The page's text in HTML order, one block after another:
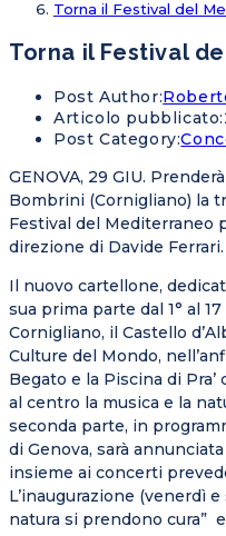
Torna il Festival del
Torna il Festival
Post Author:
Articolo pubblicato:
Post Category:
GENOVA, 29 GIU.
Bombrini (Cornigliano) la
Festival del Mediterraneo
direzione di Davide Ferrari.
Il nuovo cartellone,
sua prima parte dal 1° al
Cornigliano, il Castello
Culture del Mondo,
Begato e la Piscina di
al centro la musica e la
seconda parte, in
di Genova, sarà
insieme ai concerti
L’inaugurazione (venerdì
natura si prendono cura”